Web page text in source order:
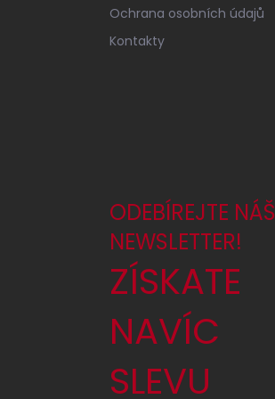
Ochrana osobních údajů
Kontakty
ODEBÍREJTE NÁŠ
NEWSLETTER!
ZÍSKATE
NAVÍC
SLEVU